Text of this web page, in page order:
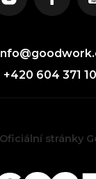
+420 604 371
stránky